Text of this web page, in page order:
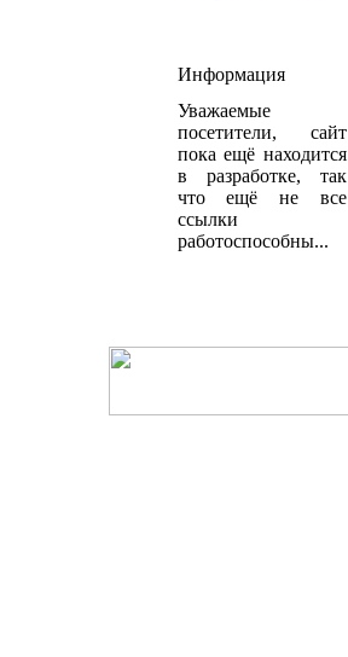
Информация
Уважаемые
посетители, сайт
пока ещё находится
в разработке, так
что ещё не все
ссылки
работоспособны...